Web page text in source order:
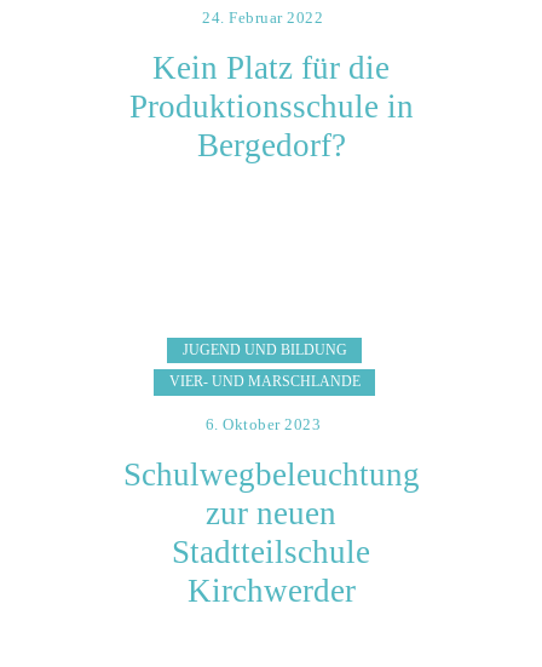
24. Februar 2022
Kein Platz für die
Produktionsschule in
Bergedorf?
JUGEND UND BILDUNG
VIER- UND MARSCHLANDE
6. Oktober 2023
Schulwegbeleuchtung
zur neuen
Stadtteilschule
Kirchwerder